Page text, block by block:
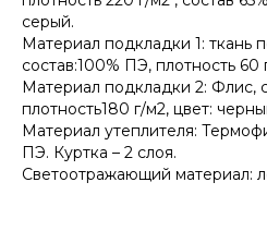
серый.
Материал подкладки 1: ткань
состав:100% ПЭ, плотность 60
Материал подкладки 2: Флис,
плотность180 г/м2, цвет:
Материал утеплителя:
ПЭ. Куртка – 2 слоя.
Светоотражающий материал: